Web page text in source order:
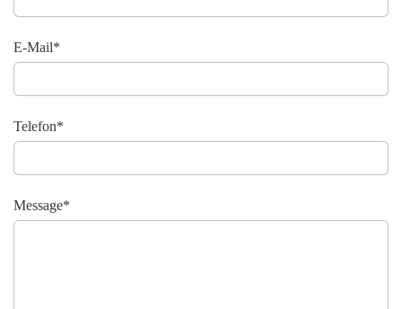
E-Mail*
Telefon*
Message*